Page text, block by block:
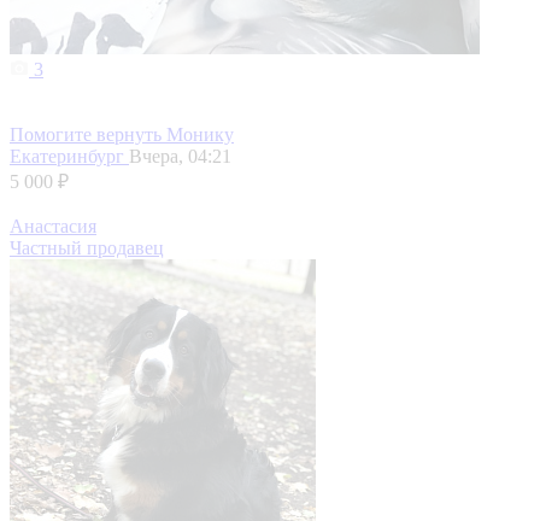
3
Помогите вернуть Монику
Екатеринбург Вчера, 04:21
5 000 ₽
Анастасия
Частный продавец